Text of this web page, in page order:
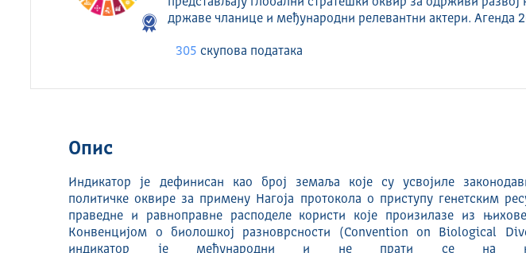
државе чланице и међународни релевантни актери. Агенда
305 скуповa података
Опис
Индикатор је дефинисан као број земаља које су усвојиле
политичке оквире за примену Нагоја протокола о приступу генетским
праведне и равноправне расподеле користи које произилазе из
Конвенцијом о биолошкој разноврсности (Convention on Biological
индикатор је међународни и не прати се на